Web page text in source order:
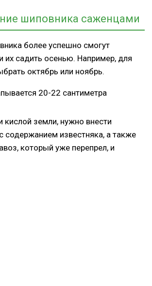
шиповника саженцами
более успешно смогут
их садить осенью. Например, для
октябрь или ноябрь.
20-22 сантиметра
кислой земли, нужно внести
содержанием известняка, а также
который уже перепрел, и